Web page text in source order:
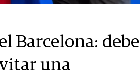
Barcelona: debe
una